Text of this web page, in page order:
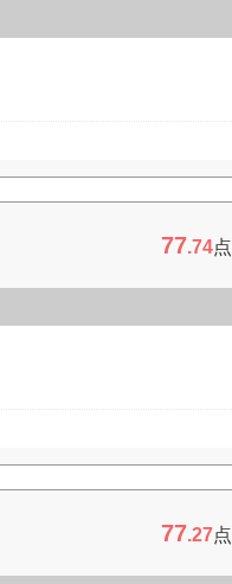
77.74点
77.27点